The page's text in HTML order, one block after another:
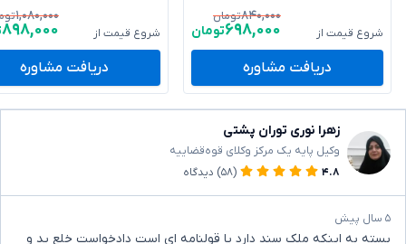
شروع قیمت از
۸۴۰,۰۰۰تومان
۶۹۸,۰۰۰تومان
دریافت مشاوره
شروع قیمت از
۱,۰۸۰,۰۰۰
۸۹۸,۰۰۰
دریافت مشاوره
زهرا نوری توران پشتی
وکیل پایه یک مرکز وکلای قوه‌قضاییه
۴.۸
(۵۸) دیدگاه
۵ سال پیش
بسته به اینکه ملک سند دارد یا قولنامه ای است دادخواست خلع ید و